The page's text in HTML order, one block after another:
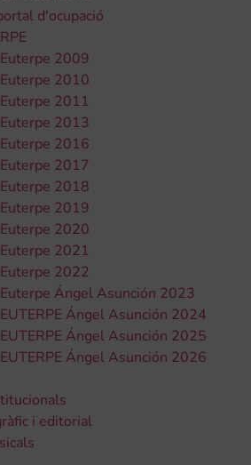
d'ocupació
2009
2010
2011
2013
2016
2017
2018
2019
2020
2021
2022
Ángel Asunción 2023
Ángel Asunción 2024
Ángel Asunción 2025
Ángel Asunción 2026
i editorial